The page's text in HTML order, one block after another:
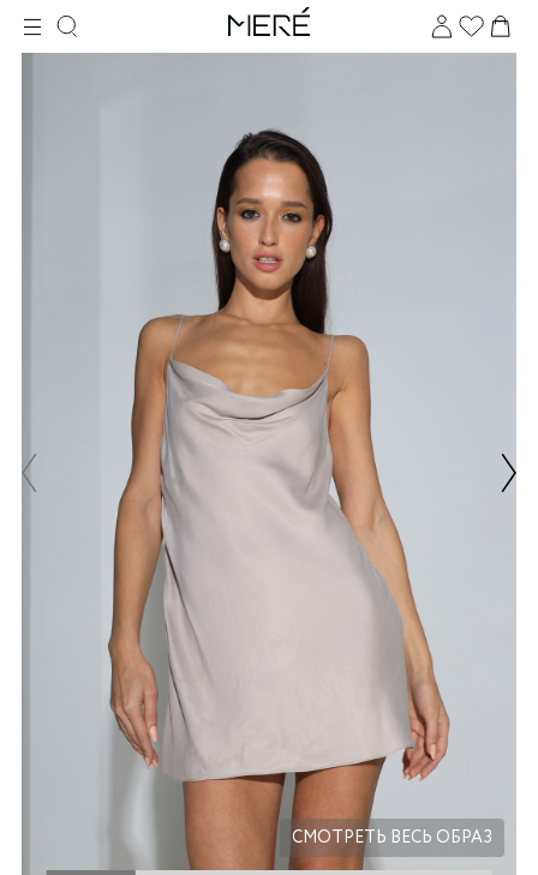
СМОТРЕТЬ ВЕСЬ ОБРАЗ
на части
без переплат
График платежей
Добавляйте товары
в корзину
Оплачивайте сегодня только
% картой любого банка
Получайте товар
выбранный способом